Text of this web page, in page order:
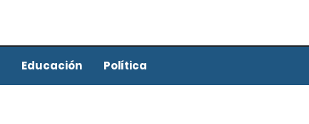
Educación Política